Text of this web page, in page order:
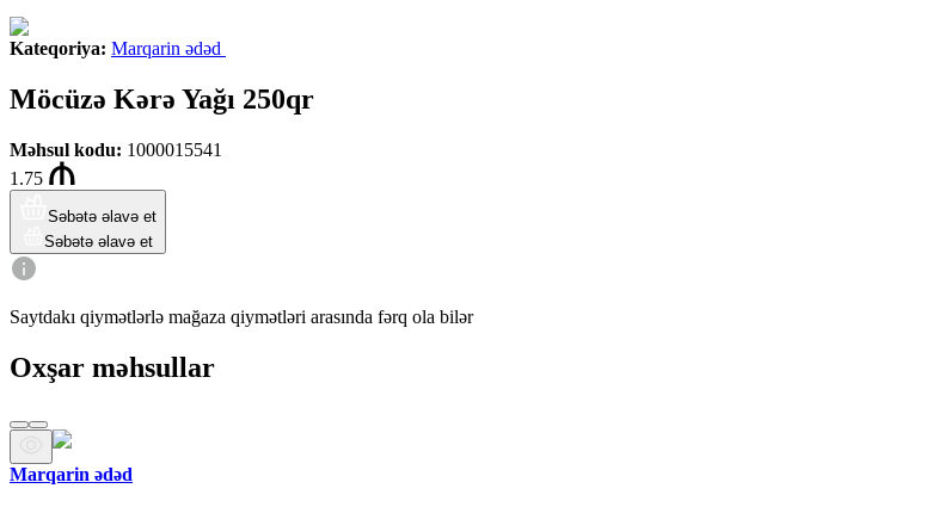
Kateqoriya: Marqarin ədəd
Möcüzə Kərə Yağı 250qr
Məhsul kodu: 1000015541
1.75
Səbətə əlavə et
Səbətə əlavə et
Saytdakı qiymətlərlə mağaza qiymətləri arasında fərq ola bilər
Oxşar məhsullar
Marqarin ədəd